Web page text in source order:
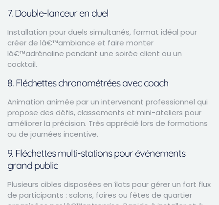
7. Double-lanceur en duel
Installation pour duels simultanés, format idéal pour
créer de lâ€™ambiance et faire monter
lâ€™adrénaline pendant une soirée client ou un
cocktail.
8. Fléchettes chronométrées avec coach
Animation animée par un intervenant professionnel qui
propose des défis, classements et mini-ateliers pour
améliorer la précision. Très apprécié lors de formations
ou de journées incentive.
9. Fléchettes multi-stations pour événements
grand public
Plusieurs cibles disposées en îlots pour gérer un fort flux
de participants : salons, foires ou fêtes de quartier